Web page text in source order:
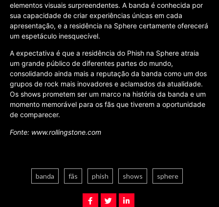
elementos visuais surpreendentes. A banda é conhecida por
sua capacidade de criar experiências únicas em cada
apresentação, e a residência na Sphere certamente oferecerá
um espetáculo inesquecível.
A expectativa é que a residência do Phish na Sphere atraia
um grande público de diferentes partes do mundo,
consolidando ainda mais a reputação da banda como um dos
grupos de rock mais inovadores e aclamados da atualidade.
Os shows prometem ser um marco na história da banda e um
momento memorável para os fãs que tiverem a oportunidade
de comparecer.
Fonte: www.rollingstone.com
banda fãs phish shows sphere